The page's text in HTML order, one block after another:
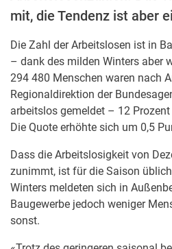
mit, die Tendenz ist aber
Die Zahl der Arbeitslosen ist in
– dank des milden Winters aber
294 480 Menschen waren nach
Regionaldirektion der
arbeitslos gemeldet – 12
Die Quote erhöhte sich um 0,5
Dass die Arbeitslosigkeit von
zunimmt, ist für die Saison
Winters meldeten sich in
Baugewerbe jedoch weniger
sonst.